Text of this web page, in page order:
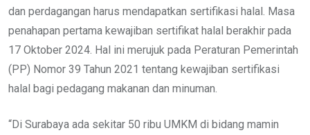
dan perdagangan harus mendapatkan sertifikasi halal. Masa
penahapan pertama kewajiban sertifikat halal berakhir pada
17 Oktober 2024. Hal ini merujuk pada Peraturan Pemerintah
(PP) Nomor 39 Tahun 2021 tentang kewajiban sertifikasi
halal bagi pedagang makanan dan minuman.
“Di Surabaya ada sekitar 50 ribu UMKM di bidang mamin